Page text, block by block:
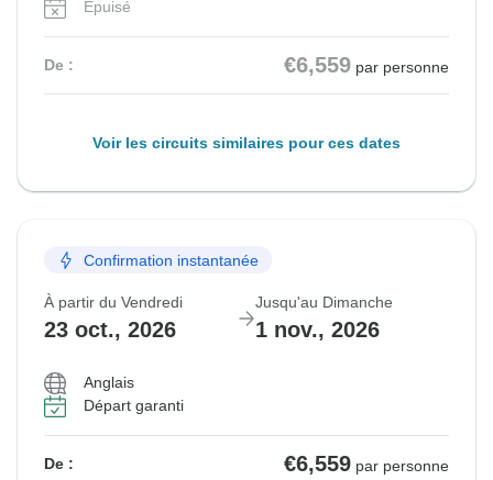
Épuisé
De : €6,559 par personne
Voir les circuits similaires pour ces dates
Confirmation instantanée
À partir du Vendredi
23 oct., 2026
Jusqu'au Dimanche
1 nov., 2026
Anglais
Départ garanti
De : €6,559 par personne